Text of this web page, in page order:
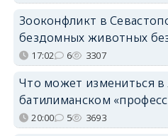
Зооконфликт в
бездомных животных
17:02 6 3307
Что может измениться в
батилиманском
20:00 5 3693